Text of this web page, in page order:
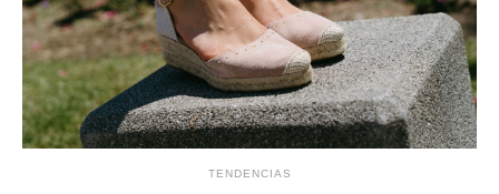
TENDENCIAS